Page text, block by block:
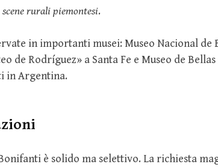
scene rurali piemontesi.
in importanti musei: Museo Nacional de
de Rodríguez» a Santa Fe e Museo de
in Argentina.
è solido ma selettivo. La richiesta